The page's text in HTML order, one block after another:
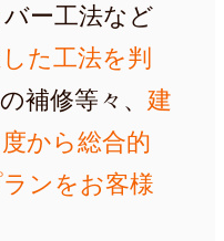
ー工法など
た工法を判
補修等々、 建
から総合的
ンをお客様